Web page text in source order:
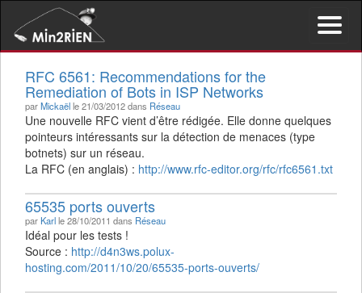
Activer/
le
RFC 6561: Recommendations for the
Remediation of Bots in ISP Networks
parMickaëlle 21/03/2012 dans Réseau
Une nouvelle RFC vient d’être rédigée. Elle donne quelques
pointeurs intéressants sur la détection de menaces (type
botnets) sur un réseau.
La RFC (en anglais) : http://www.rfc-editor.org/rfc/rfc6561.txt
65535 ports ouverts
parKarlle 28/10/2011 dans Réseau
Idéal pour les tests !
Source : http://d4n3ws.polux-
hosting.com/2011/10/20/65535-ports-ouverts/